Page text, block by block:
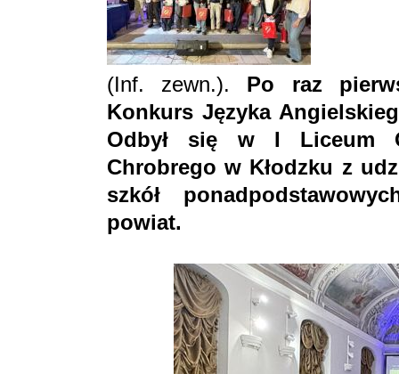
(Inf. zewn.). Po raz
Konkurs Języka
Odbył się w I Liceum
Chrobrego w Kłodzku z
szkół
powiat.